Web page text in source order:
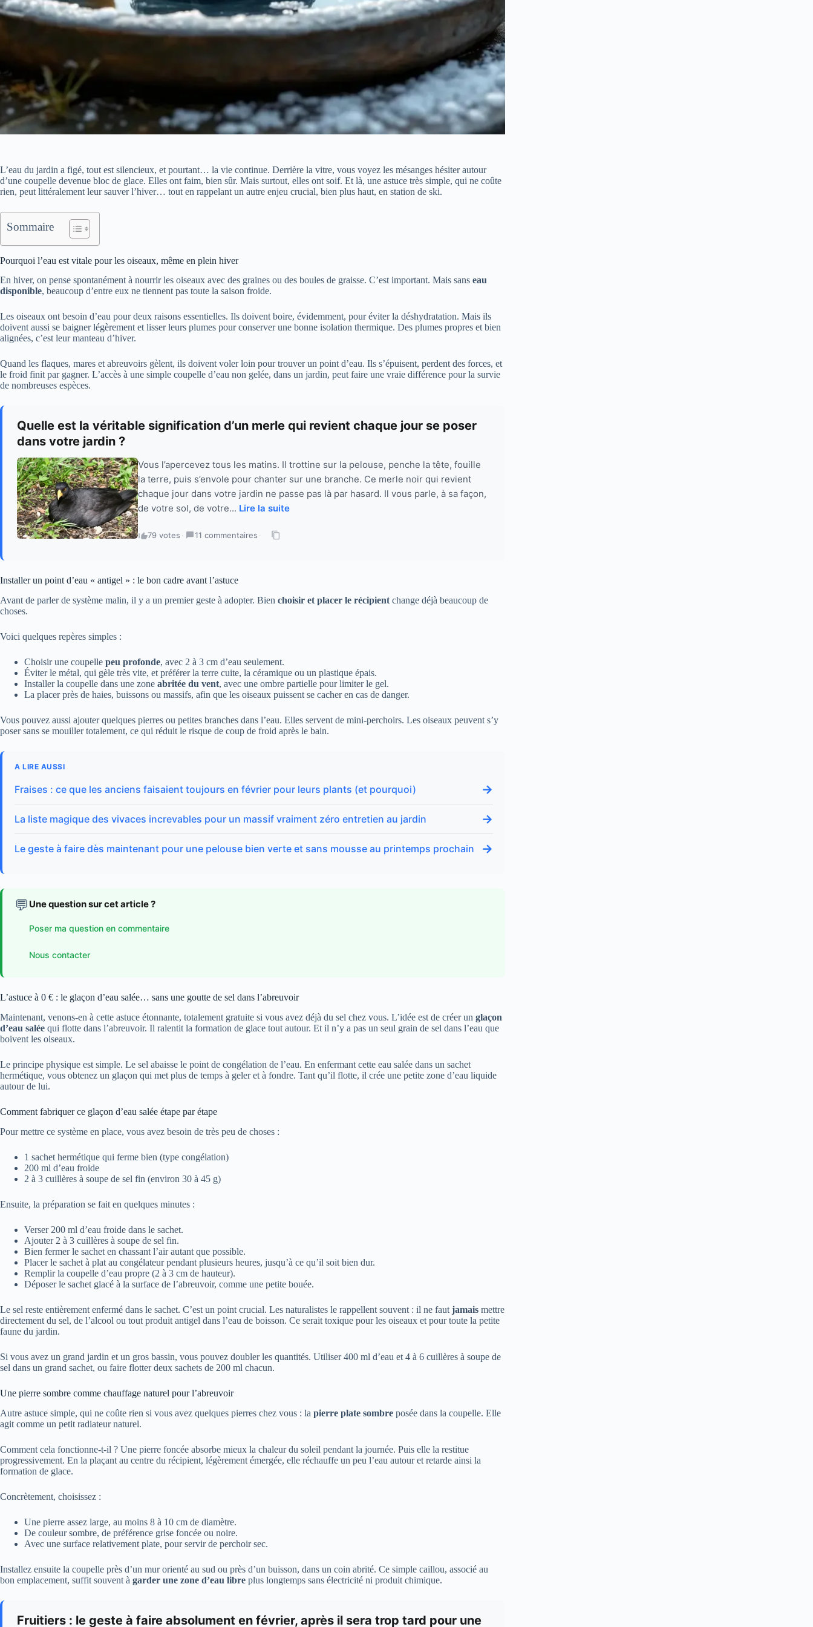
L’eau du jardin a figé, tout est silencieux, et pourtant… la vie continue. Derrière la vitre, vous voyez les mésanges hésiter autour
d’une coupelle devenue bloc de glace. Elles ont faim, bien sûr. Mais surtout, elles ont soif. Et là, une astuce très simple, qui ne coûte
rien, peut littéralement leur sauver l’hiver… tout en rappelant un autre enjeu crucial, bien plus haut, en station de ski.
Sommaire
Pourquoi l’eau est vitale pour les oiseaux, même en plein hiver
En hiver, on pense spontanément à nourrir les oiseaux avec des graines ou des boules de graisse. C’est important. Mais sans eau
disponible, beaucoup d’entre eux ne tiennent pas toute la saison froide.
Les oiseaux ont besoin d’eau pour deux raisons essentielles. Ils doivent boire, évidemment, pour éviter la déshydratation. Mais ils
doivent aussi se baigner légèrement et lisser leurs plumes pour conserver une bonne isolation thermique. Des plumes propres et bien
alignées, c’est leur manteau d’hiver.
Quand les flaques, mares et abreuvoirs gèlent, ils doivent voler loin pour trouver un point d’eau. Ils s’épuisent, perdent des forces, et
le froid finit par gagner. L’accès à une simple coupelle d’eau non gelée, dans un jardin, peut faire une vraie différence pour la survie
de nombreuses espèces.
Quelle est la véritable signification d’un merle qui revient chaque jour se poser
dans votre jardin ?
Vous l’apercevez tous les matins. Il trottine sur la pelouse, penche la tête, fouille
la terre, puis s’envole pour chanter sur une branche. Ce merle noir qui revient
chaque jour dans votre jardin ne passe pas là par hasard. Il vous parle, à sa façon,
de votre sol, de votre... Lire la suite
79 votes · 11 commentaires ·
Installer un point d’eau « antigel » : le bon cadre avant l’astuce
Avant de parler de système malin, il y a un premier geste à adopter. Bien choisir et placer le récipient change déjà beaucoup de
choses.
Voici quelques repères simples :
Choisir une coupelle peu profonde, avec 2 à 3 cm d’eau seulement.
Éviter le métal, qui gèle très vite, et préférer la terre cuite, la céramique ou un plastique épais.
Installer la coupelle dans une zone abritée du vent, avec une ombre partielle pour limiter le gel.
La placer près de haies, buissons ou massifs, afin que les oiseaux puissent se cacher en cas de danger.
Vous pouvez aussi ajouter quelques pierres ou petites branches dans l’eau. Elles servent de mini-perchoirs. Les oiseaux peuvent s’y
poser sans se mouiller totalement, ce qui réduit le risque de coup de froid après le bain.
A LIRE AUSSI
Fraises : ce que les anciens faisaient toujours en février pour leurs plants (et pourquoi) →
La liste magique des vivaces increvables pour un massif vraiment zéro entretien au jardin →
Le geste à faire dès maintenant pour une pelouse bien verte et sans mousse au printemps prochain →
💬 Une question sur cet article ?
Poser ma question en commentaire
Nous contacter
L’astuce à 0 € : le glaçon d’eau salée… sans une goutte de sel dans l’abreuvoir
Maintenant, venons-en à cette astuce étonnante, totalement gratuite si vous avez déjà du sel chez vous. L’idée est de créer un glaçon
d’eau salée qui flotte dans l’abreuvoir. Il ralentit la formation de glace tout autour. Et il n’y a pas un seul grain de sel dans l’eau que
boivent les oiseaux.
Le principe physique est simple. Le sel abaisse le point de congélation de l’eau. En enfermant cette eau salée dans un sachet
hermétique, vous obtenez un glaçon qui met plus de temps à geler et à fondre. Tant qu’il flotte, il crée une petite zone d’eau liquide
autour de lui.
Comment fabriquer ce glaçon d’eau salée étape par étape
Pour mettre ce système en place, vous avez besoin de très peu de choses :
1 sachet hermétique qui ferme bien (type congélation)
200 ml d’eau froide
2 à 3 cuillères à soupe de sel fin (environ 30 à 45 g)
Ensuite, la préparation se fait en quelques minutes :
Verser 200 ml d’eau froide dans le sachet.
Ajouter 2 à 3 cuillères à soupe de sel fin.
Bien fermer le sachet en chassant l’air autant que possible.
Placer le sachet à plat au congélateur pendant plusieurs heures, jusqu’à ce qu’il soit bien dur.
Remplir la coupelle d’eau propre (2 à 3 cm de hauteur).
Déposer le sachet glacé à la surface de l’abreuvoir, comme une petite bouée.
Le sel reste entièrement enfermé dans le sachet. C’est un point crucial. Les naturalistes le rappellent souvent : il ne faut jamais mettre
directement du sel, de l’alcool ou tout produit antigel dans l’eau de boisson. Ce serait toxique pour les oiseaux et pour toute la petite
faune du jardin.
Si vous avez un grand jardin et un gros bassin, vous pouvez doubler les quantités. Utiliser 400 ml d’eau et 4 à 6 cuillères à soupe de
sel dans un grand sachet, ou faire flotter deux sachets de 200 ml chacun.
Une pierre sombre comme chauffage naturel pour l’abreuvoir
Autre astuce simple, qui ne coûte rien si vous avez quelques pierres chez vous : la pierre plate sombre posée dans la coupelle. Elle
agit comme un petit radiateur naturel.
Comment cela fonctionne-t-il ? Une pierre foncée absorbe mieux la chaleur du soleil pendant la journée. Puis elle la restitue
progressivement. En la plaçant au centre du récipient, légèrement émergée, elle réchauffe un peu l’eau autour et retarde ainsi la
formation de glace.
Concrètement, choisissez :
Une pierre assez large, au moins 8 à 10 cm de diamètre.
De couleur sombre, de préférence grise foncée ou noire.
Avec une surface relativement plate, pour servir de perchoir sec.
Installez ensuite la coupelle près d’un mur orienté au sud ou près d’un buisson, dans un coin abrité. Ce simple caillou, associé au
bon emplacement, suffit souvent à garder une zone d’eau libre plus longtemps sans électricité ni produit chimique.
Fruitiers : le geste à faire absolument en février, après il sera trop tard pour une